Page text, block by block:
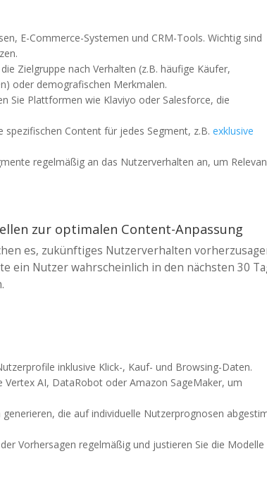
E-Commerce-Systemen und CRM-Tools. Wichtig sind
Zielgruppe nach Verhalten (z.B. häufige Käufer,
oder demografischen Merkmalen.
Sie Plattformen wie Klaviyo oder Salesforce, die
spezifischen Content für jedes Segment, z.B.exklusive
regelmäßig an das Nutzerverhalten an, um
zur optimalen Content-Anpassung
es, zukünftiges Nutzerverhalten
ein Nutzer wahrscheinlich in den nächsten 30
inklusive Klick-, Kauf- und Browsing-Daten.
AI, DataRobot oder Amazon SageMaker, um
die auf individuelle Nutzerprognosen
Vorhersagen regelmäßig und justieren Sie die Modelle